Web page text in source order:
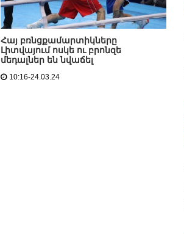
Հայ բռնցքամարտիկները
Լիտվայում ոսկե ու բրոնզե
մեդալներ են նվաճել
10:16-24.03.24